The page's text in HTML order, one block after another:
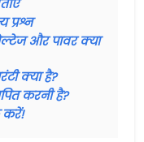
प्रश्न
और पावर क्या
क्या है?
करनी है?
करें!